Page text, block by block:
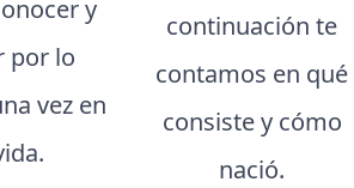
y
por lo
vez en
continuación te
contamos en qué
consiste y cómo
nació.